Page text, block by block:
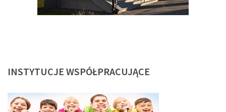
INSTYTUCJE WSPÓŁPRACUJĄCE